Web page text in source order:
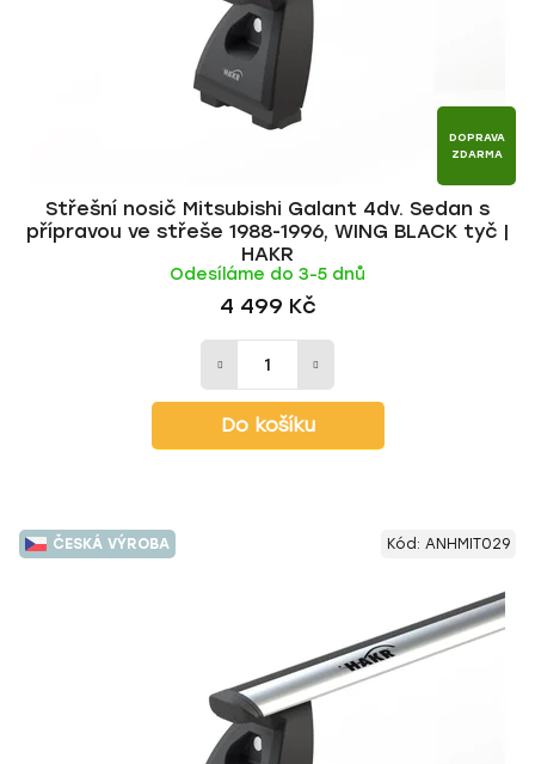
DOPRAVA
ZDARMA
Střešní nosič Mitsubishi Galant 4dv. Sedan s
přípravou ve střeše 1988-1996, WING BLACK tyč |
HAKR
Odesíláme do 3-5 dnů
4 499 Kč
Do košíku
ČESKÁ VÝROBA Kód: ANHMIT029